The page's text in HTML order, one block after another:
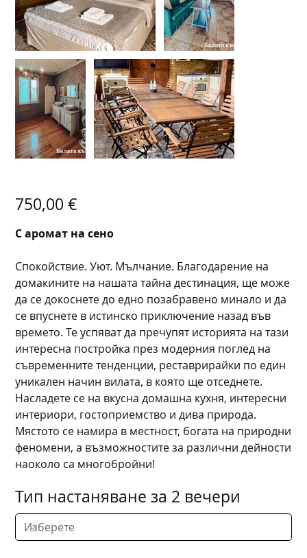
750,00 €
С аромат на сено
Спокойствие. Уют. Мълчание. Благодарение на
домакините на нашата тайна дестинация, ще може
да се докоснете до едно позабравено минало и да
се впуснете в истинско приключение назад във
времето. Те успяват да пречупят историята на тази
интересна постройка през модерния поглед на
съвременните тенденции, реставрирайки по един
уникален начин вилата, в която ще отседнете.
Насладете се на вкусна домашна кухня, интересни
интериори, гостоприемство и дива природа.
Мястото се намира в местност, богата на природни
феномени, а възможностите за различни дейности
наоколо са многобройни!
Тип настаняване за 2 вечери